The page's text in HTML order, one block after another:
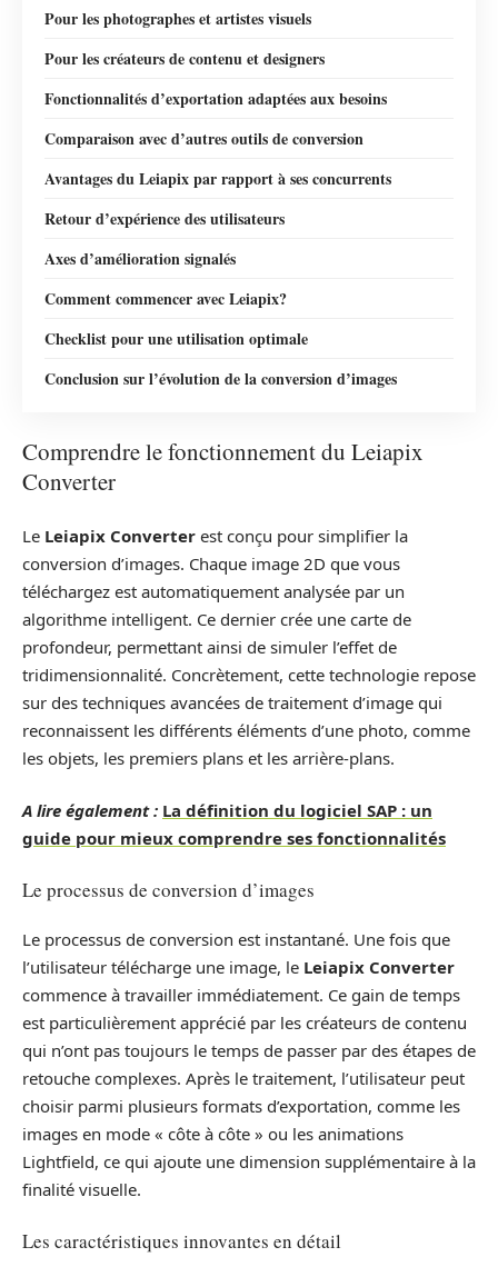
Pour les photographes et artistes visuels
Pour les créateurs de contenu et designers
Fonctionnalités d’exportation adaptées aux besoins
Comparaison avec d’autres outils de conversion
Avantages du Leiapix par rapport à ses concurrents
Retour d’expérience des utilisateurs
Axes d’amélioration signalés
Comment commencer avec Leiapix?
Checklist pour une utilisation optimale
Conclusion sur l’évolution de la conversion d’images
Comprendre le fonctionnement du Leiapix
Converter
Le Leiapix Converter est conçu pour simplifier la
conversion d’images. Chaque image 2D que vous
téléchargez est automatiquement analysée par un
algorithme intelligent. Ce dernier crée une carte de
profondeur, permettant ainsi de simuler l’effet de
tridimensionnalité. Concrètement, cette technologie repose
sur des techniques avancées de traitement d’image qui
reconnaissent les différents éléments d’une photo, comme
les objets, les premiers plans et les arrière-plans.
A lire également : La définition du logiciel SAP : un
guide pour mieux comprendre ses fonctionnalités
Le processus de conversion d’images
Le processus de conversion est instantané. Une fois que
l’utilisateur télécharge une image, le Leiapix Converter
commence à travailler immédiatement. Ce gain de temps
est particulièrement apprécié par les créateurs de contenu
qui n’ont pas toujours le temps de passer par des étapes de
retouche complexes. Après le traitement, l’utilisateur peut
choisir parmi plusieurs formats d’exportation, comme les
images en mode « côte à côte » ou les animations
Lightfield, ce qui ajoute une dimension supplémentaire à la
finalité visuelle.
Les caractéristiques innovantes en détail